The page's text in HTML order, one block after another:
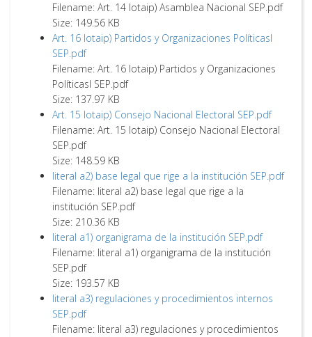
Filename: Art. 14 lotaip) Asamblea Nacional SEP.pdf
Size: 149.56 KB
Art. 16 lotaip) Partidos y Organizaciones Políticasl
SEP.pdf
Filename: Art. 16 lotaip) Partidos y Organizaciones
Políticasl SEP.pdf
Size: 137.97 KB
Art. 15 lotaip) Consejo Nacional Electoral SEP.pdf
Filename: Art. 15 lotaip) Consejo Nacional Electoral
SEP.pdf
Size: 148.59 KB
literal a2) base legal que rige a la institución SEP.pdf
Filename: literal a2) base legal que rige a la
institución SEP.pdf
Size: 210.36 KB
literal a1) organigrama de la institución SEP.pdf
Filename: literal a1) organigrama de la institución
SEP.pdf
Size: 193.57 KB
literal a3) regulaciones y procedimientos internos
SEP.pdf
Filename: literal a3) regulaciones y procedimientos